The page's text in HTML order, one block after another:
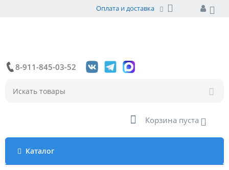
Оплата и доставка
8-911-845-03-52
Корзина пуста
Каталог